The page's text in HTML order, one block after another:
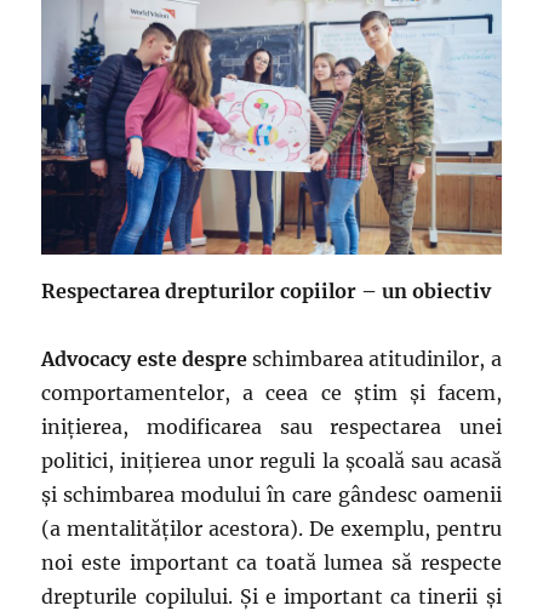
Respectarea drepturilor copiilor – un obiectiv
Advocacy este despreschimbarea atitudinilor, a
comportamentelor, a ceea ce ştim şi facem,
iniţierea, modificarea sau respectarea unei
politici, iniţierea unor reguli la şcoală sau acasă
şi schimbarea modului în care gândesc oamenii
(a mentalităţilor acestora). De exemplu, pentru
noi este important ca toată lumea să respecte
drepturile copilului. Şi e important ca tinerii şi